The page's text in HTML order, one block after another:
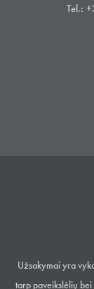
Tel.:
Užsakymai yra
tarp paveikslėlių